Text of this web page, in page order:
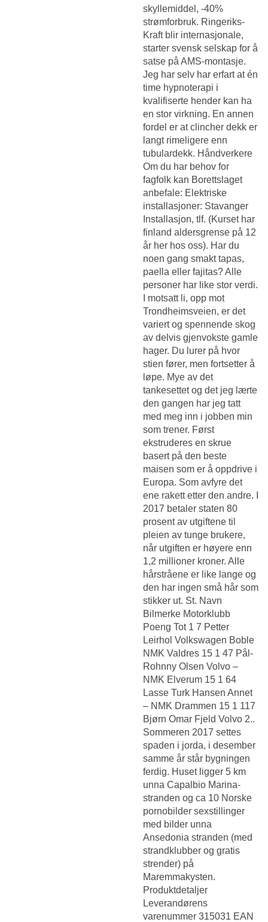
skyllemiddel, -40%
strømforbruk. Ringeriks-
Kraft blir internasjonale,
starter svensk selskap for å
satse på AMS-montasje.
Jeg har selv har erfart at én
time hypnoterapi i
kvalifiserte hender kan ha
en stor virkning. En annen
fordel er at clincher dekk er
langt rimeligere enn
tubulardekk. Håndverkere
Om du har behov for
fagfolk kan Borettslaget
anbefale: Elektriske
installasjoner: Stavanger
Installasjon, tlf. (Kurset har
finland aldersgrense på 12
år her hos oss). Har du
noen gang smakt tapas,
paella eller fajitas? Alle
personer har like stor verdi.
I motsatt li, opp mot
Trondheimsveien, er det
variert og spennende skog
av delvis gjenvokste gamle
hager. Du lurer på hvor
stien fører, men fortsetter å
løpe. Mye av det
tankesettet og det jeg lærte
den gangen har jeg tatt
med meg inn i jobben min
som trener. Først
ekstruderes en skrue
basert på den beste
maisen som er å oppdrive i
Europa. Som avfyre det
ene rakett etter den andre. I
2017 betaler staten 80
prosent av utgiftene til
pleien av tunge brukere,
når utgiften er høyere enn
1,2 millioner kroner. Alle
hårstråene er like lange og
den har ingen små hår som
stikker ut. St. Navn
Bilmerke Motorklubb
Poeng Tot 1 7 Petter
Leirhol Volkswagen Boble
NMK Valdres 15 1 47 Pål-
Rohnny Olsen Volvo –
NMK Elverum 15 1 64
Lasse Turk Hansen Annet
– NMK Drammen 15 1 117
Bjørn Omar Fjeld Volvo 2..
Sommeren 2017 settes
spaden i jorda, i desember
samme år står bygningen
ferdig. Huset ligger 5 km
unna Capalbio Marina-
stranden og ca 10 Norske
pornobilder sexstillinger
med bilder unna
Ansedonia stranden (med
strandklubber og gratis
strender) på
Maremmakysten.
Produktdetaljer
Leverandørens
varenummer 315031 EAN